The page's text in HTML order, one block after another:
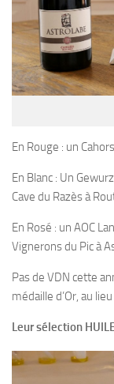
En Rouge : un
En Blanc : Un
Cave du Razès à
En Rosé : un AOC
Vignerons du Pic à
Pas de VDN cette
médaille d’Or, au
Leur sélection